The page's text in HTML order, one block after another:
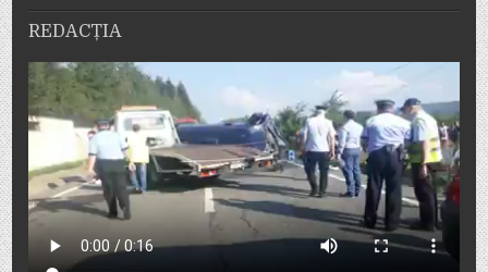
REDACȚIA